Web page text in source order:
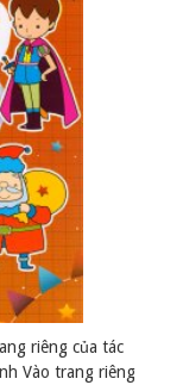
riêng của tác
Vào trang riêng